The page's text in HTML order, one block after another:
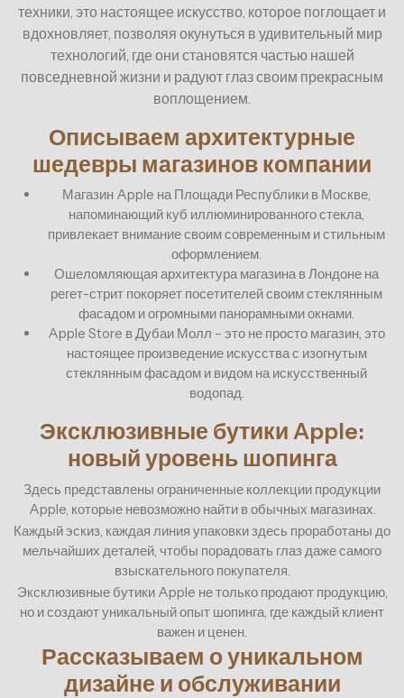
техники, это настоящее искусство, которое поглощает и
вдохновляет, позволяя окунуться в удивительный мир
технологий, где они становятся частью нашей
повседневной жизни и радуют глаз своим прекрасным
воплощением.
Описываем архитектурные
шедевры магазинов компании
Магазин Apple на Площади Республики в Москве,
напоминающий куб иллюминированного стекла,
привлекает внимание своим современным и стильным
оформлением.
Ошеломляющая архитектура магазина в Лондоне на
регет-стрит покоряет посетителей своим стеклянным
фасадом и огромными панорамными окнами.
Apple Store в Дубаи Молл – это не просто магазин, это
настоящее произведение искусства с изогнутым
стеклянным фасадом и видом на искусственный
водопад.
Эксклюзивные бутики Apple:
новый уровень шопинга
Здесь представлены ограниченные коллекции продукции
Apple, которые невозможно найти в обычных магазинах.
Каждый эскиз, каждая линия упаковки здесь проработаны до
мельчайших деталей, чтобы порадовать глаз даже самого
взыскательного покупателя.
Эксклюзивные бутики Apple не только продают продукцию,
но и создают уникальный опыт шопинга, где каждый клиент
важен и ценен.
Рассказываем о уникальном
дизайне и обслуживании